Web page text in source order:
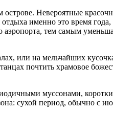
Невероятные
именно это время
тем самым
или на мельчайших
почтить храмовое
муссонами,
сухой период, обычно с